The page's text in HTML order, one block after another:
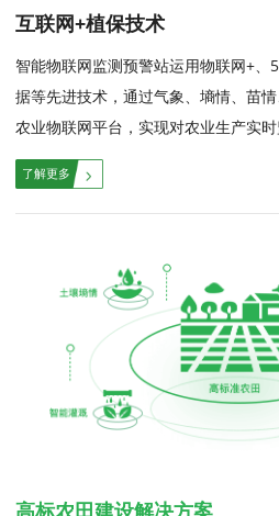
互联网+植保技术
智能物联网监测预警站运用物联网+、
据等先进技术，通过气象、墒情、苗
农业物联网平台，实现对农业生产实
智能化管理。...